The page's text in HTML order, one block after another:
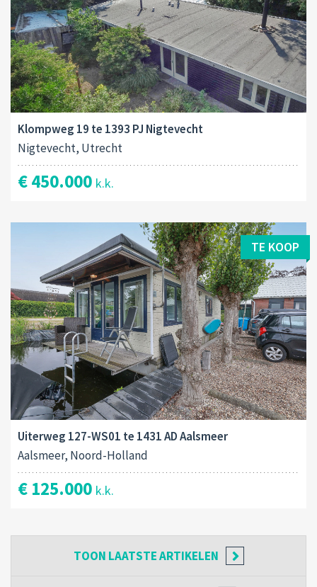
Klompweg 19 te 1393 PJ Nigtevecht
Nigtevecht, Utrecht
€ 450.000 k.k.
TE KOOP
Uiterweg 127-WS01 te 1431 AD Aalsmeer
Aalsmeer, Noord-Holland
€ 125.000 k.k.
TOON LAATSTE ARTIKELEN